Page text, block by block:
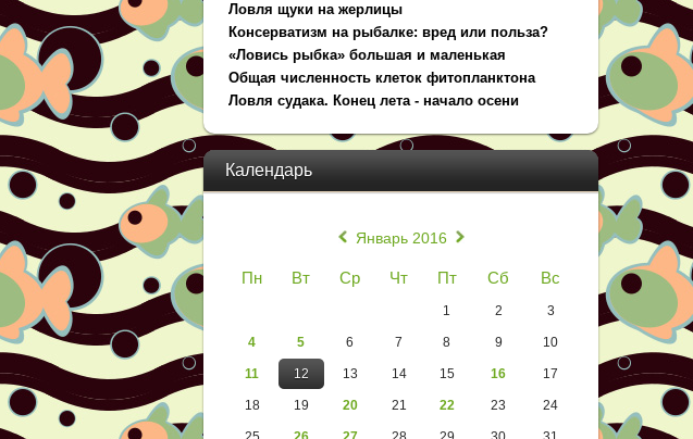
Ловля щуки на жерлицы
Консерватизм на рыбалке: вред или польза?
«Ловись рыбка» большая и маленькая
Общая численность клеток фитопланктона
Ловля судака. Конец лета - начало осени
Календарь
« Январь 2016 »
Пн Вт Ср Чт Пт Сб Вс
1 2 3
4 5 6 7 8 9 10
11 12 13 14 15 16 17
18 19 20 21 22 23 24